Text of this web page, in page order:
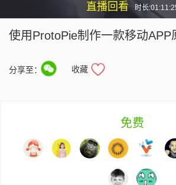
直播回看 时长
使用ProtoPie制作一款移动APP
分享至： 收藏
免费